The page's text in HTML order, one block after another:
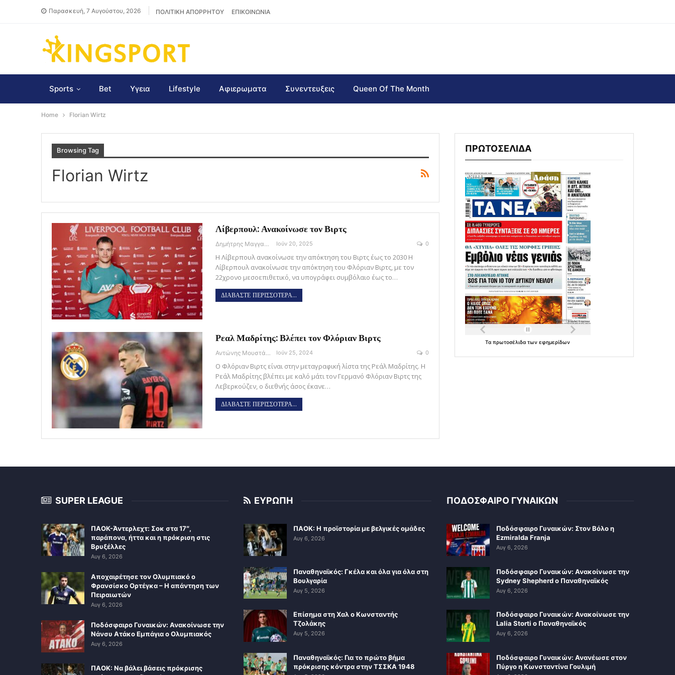
Παρασκευή, 7 Αυγούστου, 2026 ΠΟΛΙΤΙΚΗ ΑΠΟΡΡΗΤΟΥ ΕΠΙΚΟΙΝΩΝΙΑ
Sports Bet Υγεια Lifestyle Αφιερωματα Συνεντευξεις Queen Of The Month
Home Florian Wirtz
Browsing Tag
Florian Wirtz
Λίβερπουλ: Ανακοίνωσε τον Βιρτς
Δημήτρης Μαγγανάρης Ιούν 20, 2025 0
Η Λίβερπουλ ανακοίνωσε την απόκτηση του Βιρτς έως το 2030 Η
Λίβερπουλ ανακοίνωσε την απόκτηση του Φλόριαν Βιρτς, με τον
22χρονο μεσοεπιθετικό, να υπογράφει συμβόλαιο έως το…
ΔΙΑΒΑΣΤΕ ΠΕΡΙΣΣΟΤΕΡΑ...
Ρεαλ Μαδρίτης: Βλέπει τον Φλόριαν Βιρτς
Αντώνης Μουστάκας Ιούν 25, 2024 0
Ο Φλόριαν Βιρτς είναι στην μεταγραφική λίστα της Ρεάλ Μαδρίτης. Η
Ρεάλ Μαδρίτης βλέπει με καλό μάτι τον Γερμανό Φλόριαν Βιρτς της
Λεβερκούζεν, ο διεθνής άσος έκανε…
ΔΙΑΒΑΣΤΕ ΠΕΡΙΣΣΟΤΕΡΑ...
ΠΡΩΤΟΣΕΛΙΔΑ
Ταπρωτοσέλιδατωνεφημερίδων
SUPER LEAGUE
ΠΑΟΚ-Άντερλεχτ: Σοκ στα 17″,
παράπονα, ήττα και η πρόκριση στις
Βρυξέλλες
Αυγ 6, 2026
Αποχαιρέτησε τον Ολυμπιακό ο
Φρανσίσκο Ορτέγκα – Η απάντηση των
Πειραιωτών
Αυγ 6, 2026
Ποδόσφαιρο Γυναικών: Ανακοίνωσε την
Νάνσυ Ατάκο Εμπάγια ο Ολυμπιακός
Αυγ 6, 2026
ΠΑΟΚ: Να βάλει βάσεις πρόκρισης
ΕΥΡΩΠΗ
ΠΑΟΚ: Η προϊστορία με βελγικές ομάδες
Αυγ 6, 2026
Παναθηναϊκός: Γκέλα και όλα για όλα στη
Βουλγαρία
Αυγ 5, 2026
Επίσημα στη Χαλ ο Κωνσταντής
Τζολάκης
Αυγ 5, 2026
Παναθηναϊκός: Για το πρώτο βήμα
πρόκρισης κόντρα στην ΤΣΣΚΑ 1948
ΠΟΔΟΣΦΑΙΡΟ ΓΥΝΑΙΚΩΝ
Ποδόσφαιρο Γυναικών: Στον Βόλο η
Ezmiralda Franja
Αυγ 6, 2026
Ποδόσφαιρο Γυναικών: Ανακοίνωσε την
Sydney Shepherd ο Παναθηναϊκός
Αυγ 6, 2026
Ποδόσφαιρο Γυναικών: Ανακοίνωσε την
Lalia Storti ο Παναθηναϊκός
Αυγ 6, 2026
Ποδόσφαιρο Γυναικών: Ανανέωσε στον
Πύργο η Κωνσταντίνα Γουλιμή